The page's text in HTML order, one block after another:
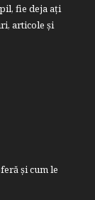
fie deja aţi
articole şi
și cum le